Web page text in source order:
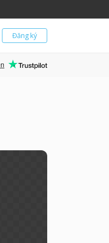
Đăng ký